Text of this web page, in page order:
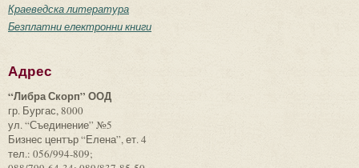
Краеведска литература
Безплатни електронни книги
Адрес
“Либра Скорп” ООД
гр. Бургас, 8000
ул. “Съединение” №5
Бизнес център “Елена”, ет. 4
тел.: 056/994-809;